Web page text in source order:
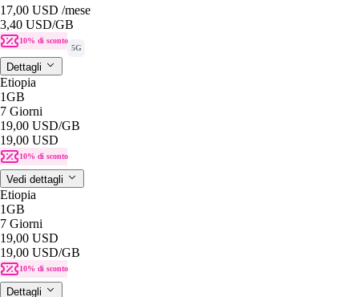
17,00 USD /mese
3,40 USD/GB
10% di sconto
5G
Dettagli
Etiopia
1GB
7 Giorni
19,00 USD/GB
19,00 USD
10% di sconto
Vedi dettagli
Etiopia
1GB
7 Giorni
19,00 USD
19,00 USD/GB
10% di sconto
Dettagli